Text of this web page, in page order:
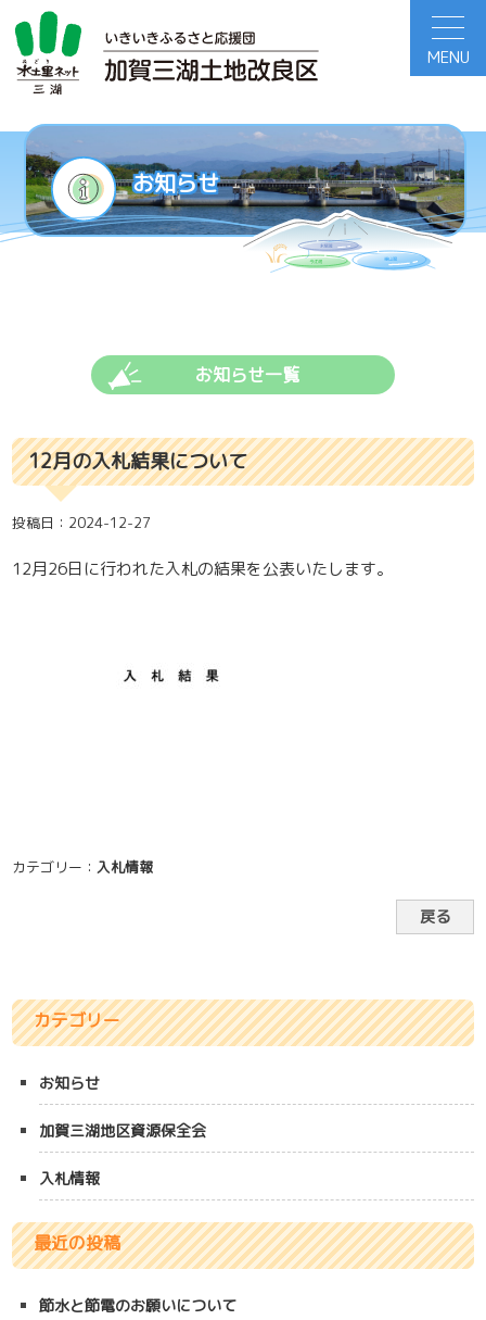
MENU
お知らせ
お知らせ一覧
12月の入札結果について
投稿日：2024-12-27
12月26日に行われた入札の結果を公表いたします。
カテゴリー： 入札情報
戻る
カテゴリー
お知らせ
加賀三湖地区資源保全会
入札情報
最近の投稿
節水と節電のお願いについて